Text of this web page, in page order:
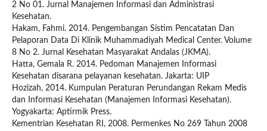
2 No 01. Jurnal Manajemen Informasi dan Administrasi
Kesehatan.
Hakam, Fahmi. 2014. Pengembangan Sistim Pencatatan Dan
Pelaporan Data Di Klinik Muhammadiyah Medical Center. Volume
8 No 2. Jurnal Kesehatan Masyarakat Andalas (JKMA).
Hatta, Gemala R. 2014. Pedoman Manajemen Informasi
Kesehatan disarana pelayanan kesehatan. Jakarta: UIP
Hozizah, 2014. Kumpulan Peraturan Perundangan Rekam Medis
dan Informasi Kesehatan (Manajemen Informasi Kesehatan).
Yogyakarta: Aptirmik Press.
Kementrian Kesehatan RI, 2008. Permenkes No 269 Tahun 2008